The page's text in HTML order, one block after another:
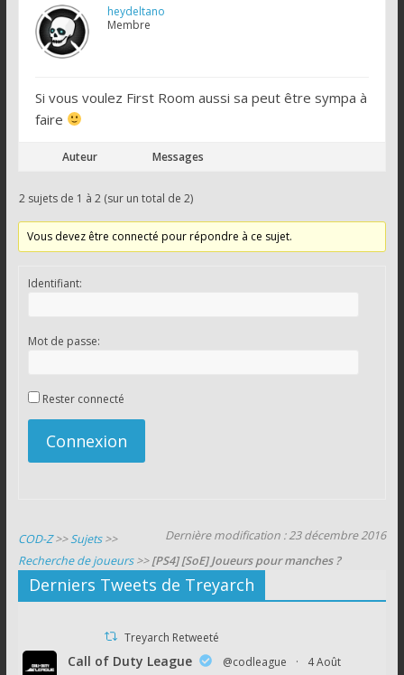
heydeltano
Membre
Si vous voulez First Room aussi sa peut être sympa à
faire
Auteur Messages
2 sujets de 1 à 2 (sur un total de 2)
Vous devez être connecté pour répondre à ce sujet.
Identifiant:
Mot de passe:
Rester connecté
Connexion
Dernière modification : 23 décembre 2016
COD-Z>>Sujets>>
Recherche de joueurs>>[PS4] [SoE] Joueurs pour manches ?
Derniers Tweets de Treyarch
Treyarch Retweeté
Call of Duty League @codleague · 4 Août